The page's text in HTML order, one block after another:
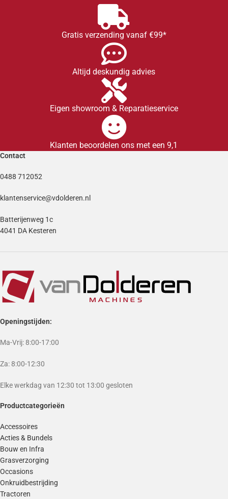
Gratis verzending vanaf €99*
Altijd deskundig advies
Eigen showroom & Reparatieservice
Klanten beoordelen ons met een 9,1
Contact
0488 712052
klantenservice@vdolderen.nl
Batterijenweg 1c
4041 DA Kesteren
Openingstijden:
Ma-Vrij: 8:00-17:00
Za: 8:00-12:30
Elke werkdag van 12:30 tot 13:00 gesloten
Productcategorieën
Accessoires
Acties & Bundels
Bouw en Infra
Grasverzorging
Occasions
Onkruidbestrijding
Tractoren